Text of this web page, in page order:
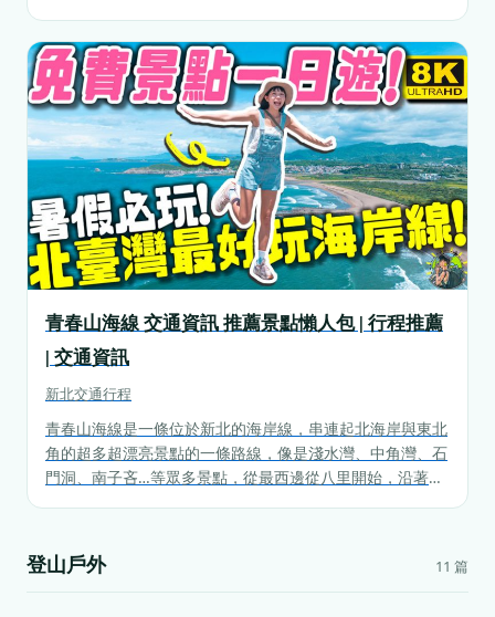
青春山海線 交通資訊 推薦景點懶人包 | 行程推薦
| 交通資訊
新北交通行程
青春山海線是一條位於新北的海岸線，串連起北海岸與東北
角的超多超漂亮景點的一條路線，像是淺水灣、中角灣、石
門洞、南子吝…等眾多景點，從最西邊從八里開始，沿著海
登山戶外 11 篇